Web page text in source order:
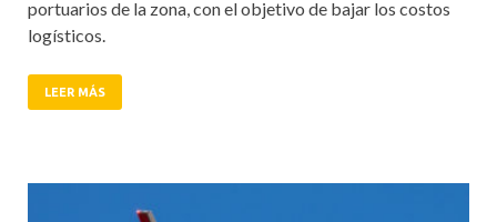
portuarios de la zona, con el objetivo de bajar los costos
logísticos.
LEER MÁS